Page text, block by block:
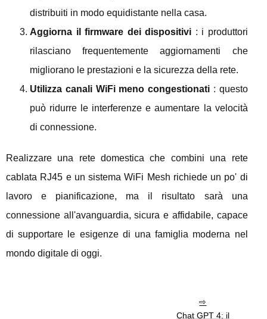
distribuiti in modo equidistante nella casa.
Aggiorna il firmware dei dispositivi : i produttori
rilasciano frequentemente aggiornamenti che
migliorano le prestazioni e la sicurezza della rete.
Utilizza canali WiFi meno congestionati : questo
può ridurre le interferenze e aumentare la velocità
di connessione.
Realizzare una rete domestica che combini una rete
cablata RJ45 e un sistema WiFi Mesh richiede un po' di
lavoro e pianificazione, ma il risultato sarà una
connessione all'avanguardia, sicura e affidabile, capace
di supportare le esigenze di una famiglia moderna nel
mondo digitale di oggi.
Chat GPT 4: il